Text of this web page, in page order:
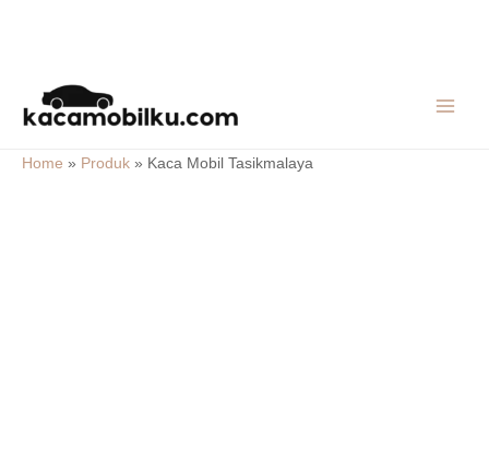
content
Home » Produk » Kaca Mobil Tasikmalaya